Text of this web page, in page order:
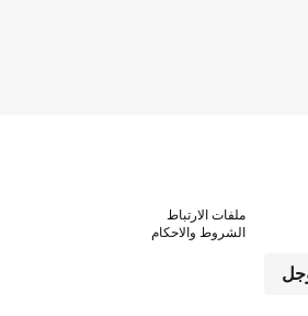
ملفات الارتباط
الشروط والاحكام